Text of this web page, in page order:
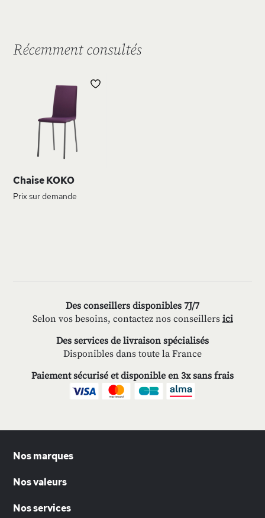
Récemment consultés
Chaise KOKO
Prix sur demande
Des conseillers disponibles 7J/7
Selon vos besoins, contactez nos conseillers ici
Des services de livraison spécialisés
Disponibles dans toute la France
Paiement sécurisé et disponible en 3x sans frais
Nos marques
Nos valeurs
Nos services